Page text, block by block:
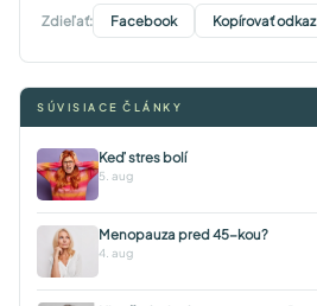
Zdieľať: Facebook Kopírovať odkaz
SÚVISIACE ČLÁNKY
Keď stres bolí
5. aug
Menopauza pred 45-kou?
4. aug